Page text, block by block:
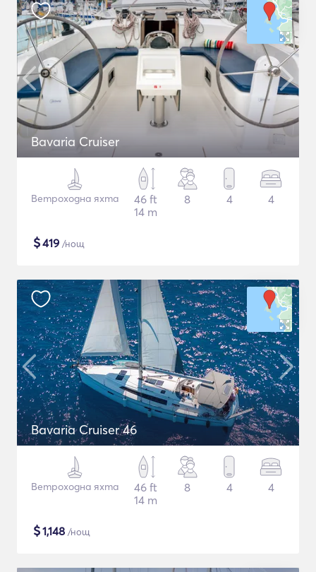
Bavaria Cruiser
Ветроходна яхта
46 ft
14 m
8 4 4
$419 /нощ
Bavaria Cruiser 46
Ветроходна яхта
46 ft
14 m
8 4 4
$1,148 /нощ